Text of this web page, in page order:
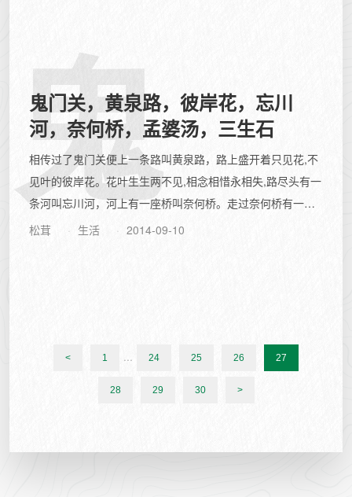
鬼
鬼门关，黄泉路，彼岸花，忘川
河，奈何桥，孟婆汤，三生石
相传过了鬼门关便上一条路叫黄泉路，路上盛开着只见花,不
见叶的彼岸花。花叶生生两不见,相念相惜永相失,路尽头有一
条河叫忘川河，河上有一座桥叫奈何桥。走过奈何桥有一个
土台叫望乡台。望乡台边有个亭子叫...
松茸 生活 2014-09-10
< 1 ... 24 25 26 27
28 29 30 >